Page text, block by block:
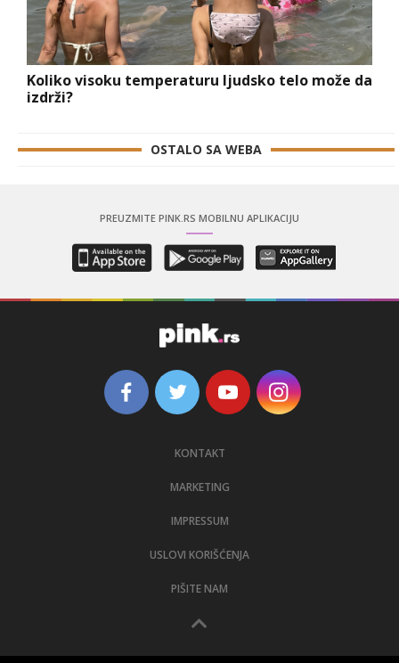
Koliko visoku temperaturu ljudsko telo može da
izdrži?
OSTALO SA WEBA
PREUZMITE PINK.RS MOBILNU APLIKACIJU
KONTAKT
MARKETING
IMPRESSUM
USLOVI KORIŠĆENJA
PIŠITE NAM